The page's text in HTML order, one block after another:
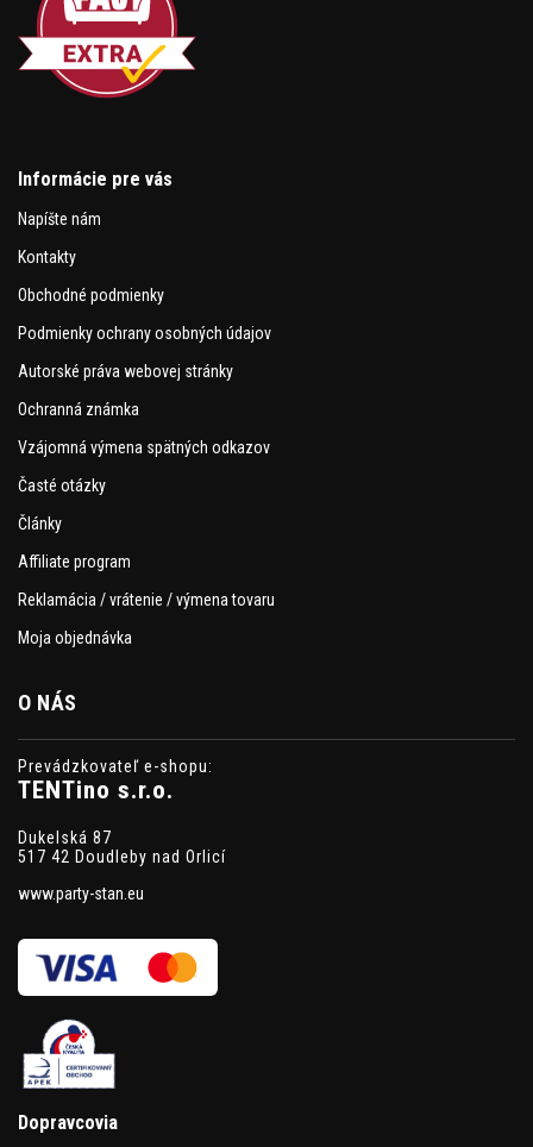
Informácie pre vás
Napíšte nám
Kontakty
Obchodné podmienky
Podmienky ochrany osobných údajov
Autorské práva webovej stránky
Ochranná známka
Vzájomná výmena spätných odkazov
Časté otázky
Články
Affiliate program
Reklamácia / vrátenie / výmena tovaru
Moja objednávka
O NÁS
Prevádzkovateľ e-shopu:
TENTino s.r.o.
Dukelská 87
517 42 Doudleby nad Orlicí
www.party-stan.eu
Dopravcovia